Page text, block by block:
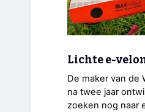
Lichte e-
De maker van de
na twee jaar
zoeken nog naar